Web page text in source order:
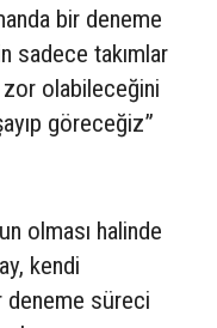
bir deneme
sadece takımlar
zor olabileceğini
göreceğiz”
olması halinde
kendi
süreci